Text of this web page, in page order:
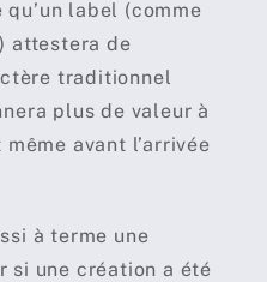
qu’un label (comme
attestera de
traditionnel
plus de valeur à
avant l’arrivée
à terme une
si une création a été